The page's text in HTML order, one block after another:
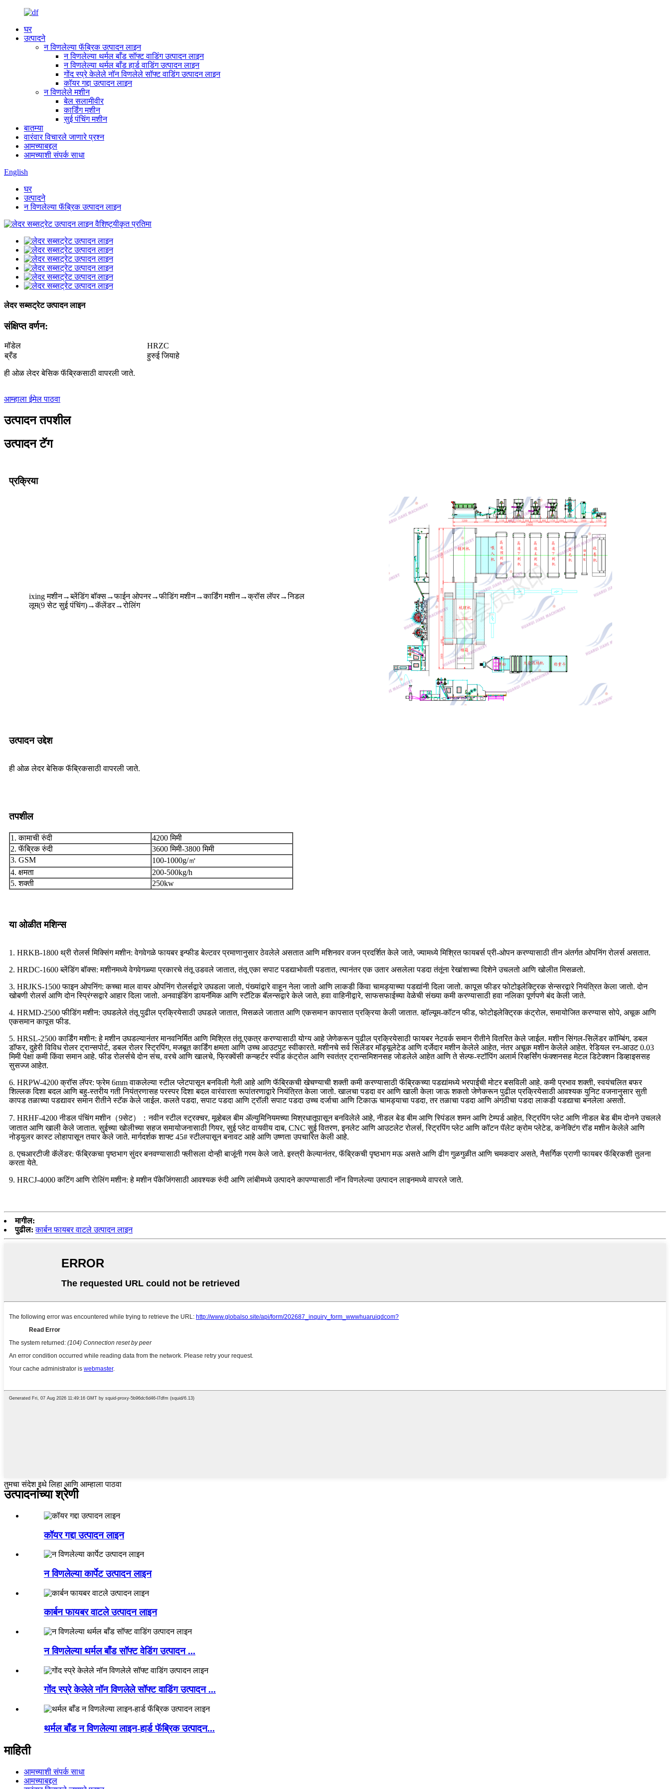
घर
उत्पादने
न विणलेल्या फॅब्रिक उत्पादन लाइन
न विणलेल्या थर्मल बाँड सॉफ्ट वाडिंग उत्पादन लाइन
न विणलेल्या थर्मल बाँड हार्ड वाडिंग उत्पादन लाइन
गोंद स्प्रे केलेले नॉन विणलेले सॉफ्ट वाडिंग उत्पादन लाइन
कॉयर गद्दा उत्पादन लाइन
न विणलेले मशीन
बेल सलामीवीर
कार्डिंग मशीन
सुई पंचिंग मशीन
बातम्या
वारंवार विचारले जाणारे प्रश्न
आमच्याबद्दल
आमच्याशी संपर्क साधा
English
घर
उत्पादने
न विणलेल्या फॅब्रिक उत्पादन लाइन
लेदर सब्सट्रेट उत्पादन लाइन
संक्षिप्त वर्णन:
मॉडेल
HRZC
ब्रँड
हुरुई जियाहे
ही ओळ लेदर बेसिक फॅब्रिकसाठी वापरली जाते.
आम्हाला ईमेल पाठवा
उत्पादन तपशील
उत्पादन टॅग
प्रक्रिया
ixing मशीन→ब्लेंडिंग बॉक्स→फाईन ओपनर→फीडिंग मशीन→कार्डिंग मशीन→क्रॉस लॅपर→निडल
लूम(9 सेट सुई पंचिंग)→कॅलेंडर→रोलिंग
उत्पादन उद्देश
ही ओळ लेदर बेसिक फॅब्रिकसाठी वापरली जाते.
तपशील
1. कामाची रुंदी
4200 मिमी
2. फॅब्रिक रुंदी
3600 मिमी-3800 मिमी
3. GSM
100-1000g/㎡
4. क्षमता
200-500kg/h
5. शक्ती
250kw
या ओळीत मशिन्स
1. HRKB-1800 थ्री रोलर्स मिक्सिंग मशीन: वेगवेगळे फायबर इन्फीड बेल्टवर प्रमाणानुसार ठेवलेले असतात आणि मशिनवर वजन प्रदर्शित केले जाते, ज्यामध्ये मिश्रित फायबर्स प्री-ओपन करण्यासाठी तीन अंतर्गत ओपनिंग रोलर्स असतात.
2. HRDC-1600 ब्लेंडिंग बॉक्स: मशीनमध्ये वेगवेगळ्या प्रकारचे तंतू उडवले जातात, तंतू एका सपाट पडद्याभोवती पडतात, त्यानंतर एक उतार असलेला पडदा तंतूंना रेखांशाच्या दिशेने उचलतो आणि खोलीत मिसळतो.
3. HRJKS-1500 फाइन ओपनिंग: कच्चा माल वायर ओपनिंग रोलर्सद्वारे उघडला जातो, पंख्यांद्वारे वाहून नेला जातो आणि लाकडी किंवा चामड्याच्या पडद्यांनी दिला जातो. कापूस फीडर फोटोइलेक्ट्रिक सेन्सरद्वारे नियंत्रित केला जातो. दोन
खोबणी रोलर्स आणि दोन स्प्रिंग्सद्वारे आहार दिला जातो. अनवाइंडिंग डायनॅमिक आणि स्टॅटिक बॅलन्सद्वारे केले जाते, हवा वाहिनीद्वारे, साफसफाईच्या वेळेची संख्या कमी करण्यासाठी हवा नलिका पूर्णपणे बंद केली जाते.
4. HRMD-2500 फीडिंग मशीन: उघडलेले तंतू पुढील प्रक्रियेसाठी उघडले जातात, मिसळले जातात आणि एकसमान कापसात प्रक्रिया केली जातात. व्हॉल्यूम-कॉटन फीड, फोटोइलेक्ट्रिक कंट्रोल, समायोजित करण्यास सोपे, अचूक आणि
एकसमान कापूस फीड.
5. HRSL-2500 कार्डिंग मशीन: हे मशीन उघडल्यानंतर मानवनिर्मित आणि मिश्रित तंतू एकत्र करण्यासाठी योग्य आहे जेणेकरून पुढील प्रक्रियेसाठी फायबर नेटवर्क समान रीतीने वितरित केले जाईल. मशीन सिंगल-सिलेंडर कॉम्बिंग, डबल
डॉफर, दुहेरी विविध रोलर ट्रान्सपोर्ट, डबल रोलर स्ट्रिपिंग, मजबूत कार्डिंग क्षमता आणि उच्च आउटपुट स्वीकारते. मशीनचे सर्व सिलेंडर मॉड्यूलेटेड आणि दर्जेदार मशीन केलेले आहेत, नंतर अचूक मशीन केलेले आहेत. रेडियल रन-आउट 0.03
मिमी पेक्षा कमी किंवा समान आहे. फीड रोलर्सचे दोन संच, वरचे आणि खालचे, फ्रिक्वेंसी कन्व्हर्टर स्पीड कंट्रोल आणि स्वतंत्र ट्रान्समिशनसह जोडलेले आहेत आणि ते सेल्फ-स्टॉपिंग अलार्म रिव्हर्सिंग फंक्शनसह मेटल डिटेक्शन डिव्हाइससह
सुसज्ज आहेत.
6. HRPW-4200 क्रॉस लॅपर: फ्रेम 6mm वाकलेल्या स्टील प्लेटपासून बनविली गेली आहे आणि फॅब्रिकची खेचण्याची शक्ती कमी करण्यासाठी फॅब्रिकच्या पडद्यांमध्ये भरपाईची मोटर बसविली आहे. कमी प्रभाव शक्ती, स्वयंचलित बफर
शिल्लक दिशा बदल आणि बहु-स्तरीय गती नियंत्रणासह परस्पर दिशा बदल वारंवारता रूपांतरणाद्वारे नियंत्रित केला जातो. खालचा पडदा वर आणि खाली केला जाऊ शकतो जेणेकरून पुढील प्रक्रियेसाठी आवश्यक युनिट वजनानुसार सुती
कापड तळाच्या पडद्यावर समान रीतीने स्टॅक केले जाईल. कलते पडदा, सपाट पडदा आणि ट्रॉली सपाट पडदा उच्च दर्जाचा आणि टिकाऊ चामड्याचा पडदा, तर तळाचा पडदा आणि अंगठीचा पडदा लाकडी पडद्याचा बनलेला असतो.
7. HRHF-4200 नीडल पंचिंग मशीन（9सेट）：नवीन स्टील स्ट्रक्चर, मूव्हेबल बीम ॲल्युमिनियमच्या मिश्रधातूपासून बनविलेले आहे, नीडल बेड बीम आणि स्पिंडल शमन आणि टेम्पर्ड आहेत, स्ट्रिपिंग प्लेट आणि नीडल बेड बीम दोनने उचलले
जातात आणि खाली केले जातात. सुईच्या खोलीच्या सहज समायोजनासाठी गियर, सुई प्लेट वायवीय दाब, CNC सुई वितरण, इनलेट आणि आउटलेट रोलर्स, स्ट्रिपिंग प्लेट आणि कॉटन पॅलेट क्रोम प्लेटेड, कनेक्टिंग रॉड मशीन केलेले आणि
नोड्युलर कास्ट लोहापासून तयार केले जाते. मार्गदर्शक शाफ्ट 45# स्टीलपासून बनावट आहे आणि उष्णता उपचारित केली आहे.
8. एचआरटीजी कॅलेंडर: फॅब्रिकचा पृष्ठभाग सुंदर बनवण्यासाठी फ्लीसला दोन्ही बाजूंनी गरम केले जाते. इस्त्री केल्यानंतर, फॅब्रिकची पृष्ठभाग मऊ असते आणि ढीग गुळगुळीत आणि चमकदार असते, नैसर्गिक प्राणी फायबर फॅब्रिकशी तुलना
करता येते.
9. HRCJ-4000 कटिंग आणि रोलिंग मशीन: हे मशीन पॅकेजिंगसाठी आवश्यक रुंदी आणि लांबीमध्ये उत्पादने कापण्यासाठी नॉन विणलेल्या उत्पादन लाइनमध्ये वापरले जाते.
मागील:
पुढील: कार्बन फायबर वाटले उत्पादन लाइन
तुमचा संदेश इथे लिहा आणि आम्हाला पाठवा
उत्पादनांच्या श्रेणी
कॉयर गद्दा उत्पादन लाइन
न विणलेल्या कार्पेट उत्पादन लाइन
कार्बन फायबर वाटले उत्पादन लाइन
न विणलेल्या थर्मल बाँड सॉफ्ट वेडिंग उत्पादन ...
गोंद स्प्रे केलेले नॉन विणलेले सॉफ्ट वाडिंग उत्पादन ...
थर्मल बाँड न विणलेल्या लाइन-हार्ड फॅब्रिक उत्पादन...
माहिती
आमच्याशी संपर्क साधा
आमच्याबद्दल